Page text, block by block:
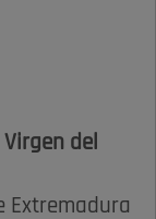
del
Extremadura